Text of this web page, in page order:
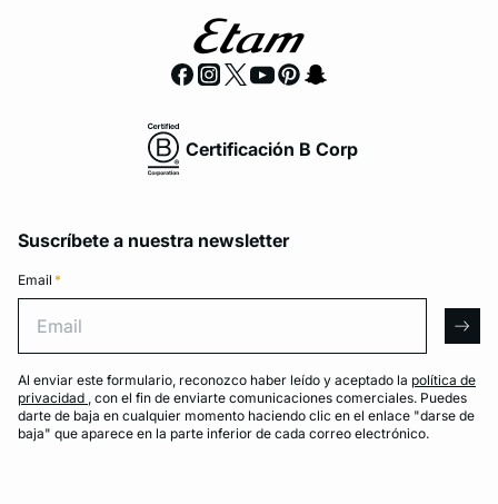
Certificación B Corp
Suscríbete a nuestra newsletter
Email *
Al enviar este formulario, reconozco haber leído y aceptado la política de
privacidad , con el fin de enviarte comunicaciones comerciales. Puedes
darte de baja en cualquier momento haciendo clic en el enlace "darse de
baja" que aparece en la parte inferior de cada correo electrónico.